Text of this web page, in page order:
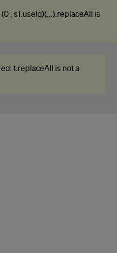
(0 , s1.useId)(...).replaceAll is
(0 , s1.useId)(...).replaceAll is
t.replaceAll is not a